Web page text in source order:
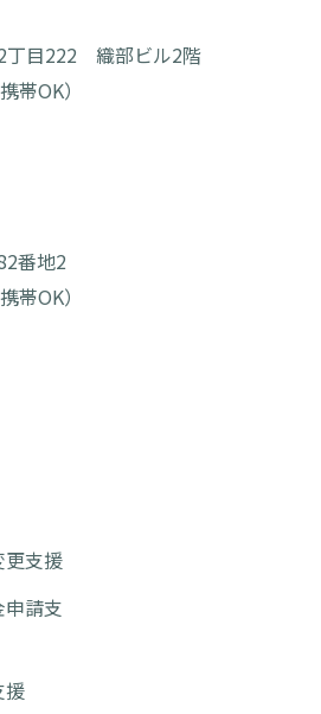
丁目222 織部ビル2階
帯OK）
番地2
帯OK）
更支援
請支
援